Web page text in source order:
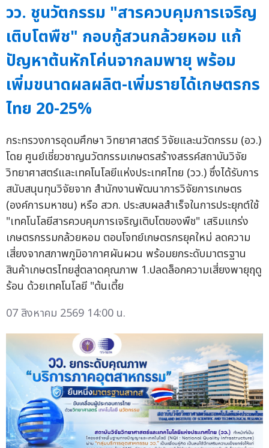
วว. ชูนวัตกรรม "สารควบคุมการเจริญ
เติบโตพืช" กอบกู้สวนกล้วยหอม แก้
ปัญหาต้นหักโค่นจากลมพายุ พร้อม
เพิ่มขนาดผลผลิต-เพิ่มรายได้เกษตรกร
ไทย 20-25%
กระทรวงการอุดมศึกษา วิทยาศาสตร์ วิจัยและนวัตกรรม (อว.)
โดย ศูนย์เชี่ยวชาญนวัตกรรมเกษตรสร้างสรรค์สถาบันวิจัย
วิทยาศาสตร์และเทคโนโลยีแห่งประเทศไทย (วว.) ซึ่งได้รับการ
สนับสนุนทุนวิจัยจาก สำนักงานพัฒนาการวิจัยการเกษตร
(องค์การมหาชน) หรือ สวก. ประสบผลสำเร็จในการประยุกต์ใช้
"เทคโนโลยีสารควบคุมการเจริญเติบโตของพืช" เสริมแกร่ง
เกษตรกรรมกล้วยหอม ตอบโจทย์เกษตรกรยุคใหม่ ลดความ
เสี่ยงจากสภาพภูมิอากาศผันผวน พร้อมยกระดับมาตรฐาน
สินค้าเกษตรไทยสู่ตลาดคุณภาพ 1.ปลดล็อกความเสี่ยงพายุฤดู
ร้อน ด้วยเทคโนโลยี "ต้นเตี้ย
07 สิงหาคม 2569 14:00 น.